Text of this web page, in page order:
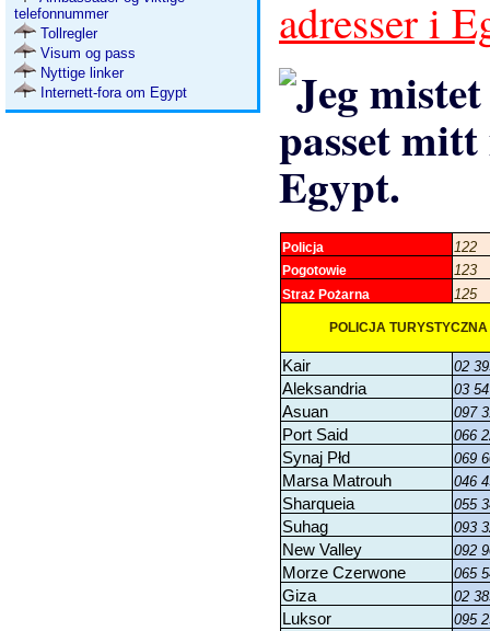
telefonnummer
Tollregler
Visum og pass
Nyttige linker
Internett-fora om Egypt
adresser i
Policja 122
Pogotowie 123
Straż Pożarna 125
POLICJA
Kair 02
Aleksandria 03
Asuan 097
Port Said 066
Synaj Płd 069
Marsa Matrouh 046
Sharqueia 055
Suhag 093
New Valley 092
Morze Czerwone 065
Giza 02
Luksor 095